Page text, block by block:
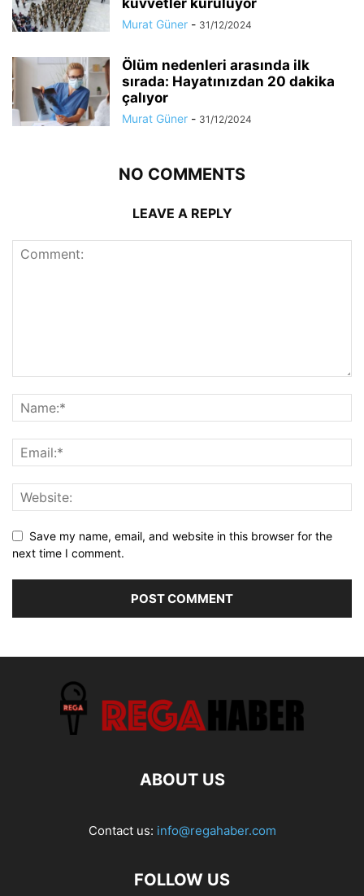
kuvvetler kuruluyor
Murat Güner - 31/12/2024
Ölüm nedenleri arasında ilk
sırada: Hayatınızdan 20 dakika
çalıyor
Murat Güner - 31/12/2024
NO COMMENTS
LEAVE A REPLY
Save my name, email, and website in this browser for the
next time I comment.
ABOUT US
Contact us: info@regahaber.com
FOLLOW US